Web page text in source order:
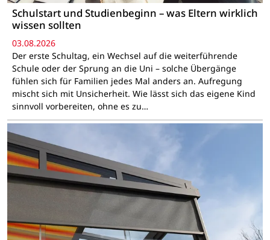
Schulstart und Studienbeginn – was Eltern wirklich
wissen sollten
03.08.2026
Der erste Schultag, ein Wechsel auf die weiterführende
Schule oder der Sprung an die Uni – solche Übergänge
fühlen sich für Familien jedes Mal anders an. Aufregung
mischt sich mit Unsicherheit. Wie lässt sich das eigene Kind
sinnvoll vorbereiten, ohne es zu…